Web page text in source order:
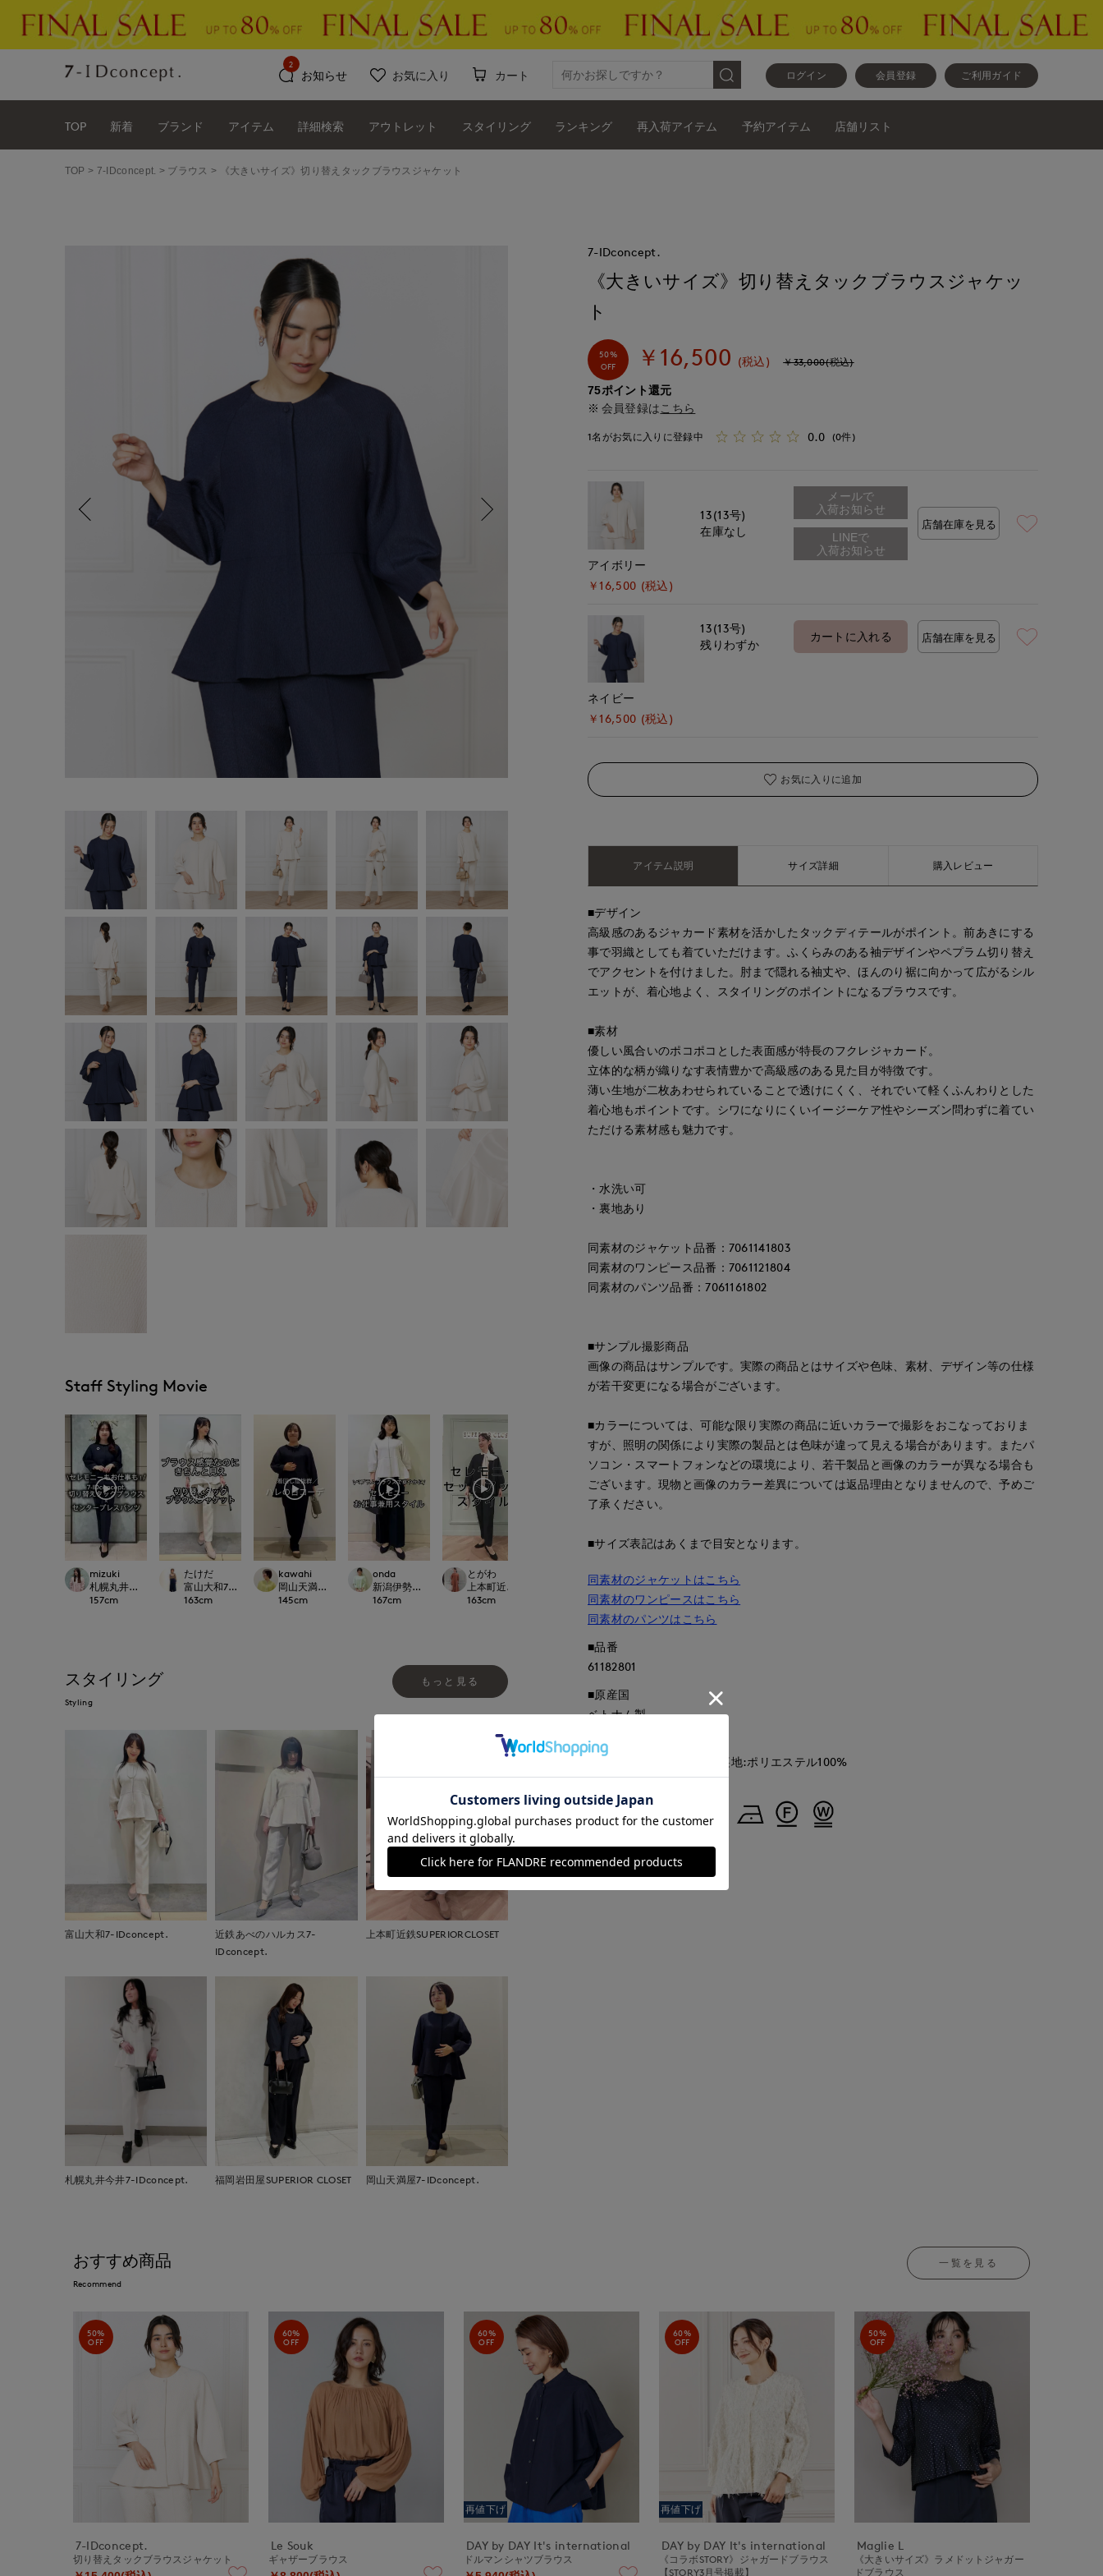
ログイン 会員登録 ご利用ガイド
お知らせ
2
お気に入り カート
TOP 新着 ブランド アイテム 詳細検索 アウトレット スタイリング ランキング 再入荷アイテム 予約アイテム 店舗リスト
TOP 7-IDconcept. ブラウス 《大きいサイズ》切り替えタックブラウスジャケット
Staff Styling Movie
mizuki
札幌丸井今井SUPERIOR CLOSET
157cm
たけだ
富山大和7-IDconcept.
163cm
kawahi
岡山天満屋7-IDconcept.
145cm
onda
新潟伊勢丹7-IDconcept.
167cm
とがわ
上本町近鉄SUPERIORCLOSET
163cm
スタイリング
Styling
もっと見る
富山大和7-IDconcept.
近鉄あべのハルカス7-
IDconcept.
上本町近鉄SUPERIORCLOSET
札幌丸井今井7-IDconcept. 福岡岩田屋SUPERIOR CLOSET 岡山天満屋7-IDconcept.
7-IDconcept.
《大きいサイズ》切り替えタックブラウスジャケッ
ト
50%
OFF
￥16,500 (税込) ￥33,000(税込)
75ポイント還元
会員登録は こちら
1名がお気に入りに登録中 0.0 (0件)
アイボリー
￥16,500 (税込)
13(13号)
在庫なし
メールで
入荷お知らせ
店舗在庫を見る
ネイビー
￥16,500 (税込)
13(13号)
残りわずか
カートに入れる 店舗在庫を見る
お気に入りに追加
アイテム説明 サイズ詳細 購入レビュー
■デザイン
高級感のあるジャカード素材を活かしたタックディテールがポイント。前あきにする
事で羽織としても着ていただけます。ふくらみのある袖デザインやペプラム切り替え
でアクセントを付けました。肘まで隠れる袖丈や、ほんのり裾に向かって広がるシル
エットが、着心地よく、スタイリングのポイントになるブラウスです。
■素材
優しい風合いのポコポコとした表面感が特長のフクレジャカード。
立体的な柄が織りなす表情豊かで高級感のある見た目が特徴です。
薄い生地が二枚あわせられていることで透けにくく、それでいて軽くふんわりとした
着心地もポイントです。シワになりにくいイージーケア性やシーズン問わずに着てい
ただける素材感も魅力です。
・水洗い可
・裏地あり
同素材のジャケット品番：7061141803
同素材のワンピース品番：7061121804
同素材のパンツ品番：7061161802
■サンプル撮影商品
画像の商品はサンプルです。実際の商品とはサイズや色味、素材、デザイン等の仕様
が若干変更になる場合がございます。
■カラーについては、可能な限り実際の商品に近いカラーで撮影をおこなっておりま
すが、照明の関係により実際の製品とは色味が違って見える場合があります。またパ
ソコン・スマートフォンなどの環境により、若干製品と画像のカラーが異なる場合も
ございます。現物と画像のカラー差異については返品理由となりませんので、予めご
了承ください。
■サイズ表記はあくまで目安となります。
同素材のジャケットはこちら
同素材のワンピースはこちら
同素材のパンツはこちら
■品番
61182801
■原産国
ベトナム製
■クオリティ
表地:ポリエステル100% 裏地:ポリエステル100%
取り扱いについて
おすすめ商品
Recommend
一覧を見る
50%
OFF
7-IDconcept.
切り替えタックブラウスジャケット
60%
OFF
Le Souk
ギャザーブラウス
60%
OFF
再値下げ
DAY by DAY It's international
ドルマンシャツブラウス
60%
OFF
再値下げ
DAY by DAY It's international
《コラボSTORY》ジャガードブラウス
【STORY3月号掲載】
50%
OFF
Maglie L
《大きいサイズ》ラメドットジャガー
ドブラウス